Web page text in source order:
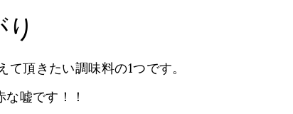
頂きたい調味料の1つです。
嘘です！！